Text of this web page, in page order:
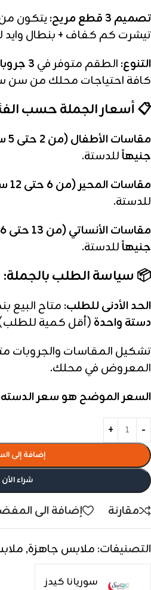
تصميم 3 قطع مريح:
يتكون
تيشرت كم كفاف + بنطال وايد
التنوع: الطقم متوفر في 3 جروبات
كافة احتياجات محلك من سن سنتين
📋 أسعار الجملة حسب
مقاسات الأطفال (من 2 حتى 5 سنوات):
جنيهاًللدستة.
مقاسات المحير (من 6 حتى 12 سنة):
للدستة.
مقاسات الأنساتي (من 13 حتى 16 سنة):
جنيهاًللدستة.
📦 سياسة الطلب بالجملة:
الحد الأدنى للطلب: متاح البيع
دستة واحدة(أقل كمية
تشكيل المقاسات والجروبات
المعروض في محلك.
السعر الموضح هو سعر الدسته
إضافة إلى
شراء الأن
مقارنة إضافة الى
التصنيفات: ملابس جاهزة,
سوريانا كيدز